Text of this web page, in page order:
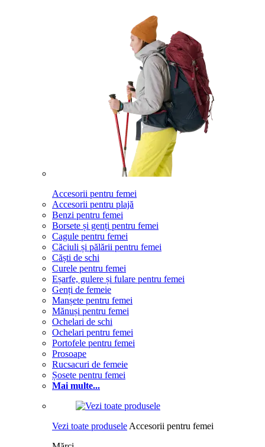
Accesorii pentru femei
Accesorii pentru plajă
Benzi pentru femei
Borsete și genți pentru femei
Cagule pentru femei
Căciuli și pălării pentru femei
Căști de schi
Curele pentru femei
Eșarfe, gulere și fulare pentru femei
Genți de femeie
Manșete pentru femei
Mănuși pentru femei
Ochelari de schi
Ochelari pentru femei
Portofele pentru femei
Prosoape
Rucsacuri de femeie
Șosete pentru femei
Mai multe...
Vezi toate produsele Accesorii pentru femei